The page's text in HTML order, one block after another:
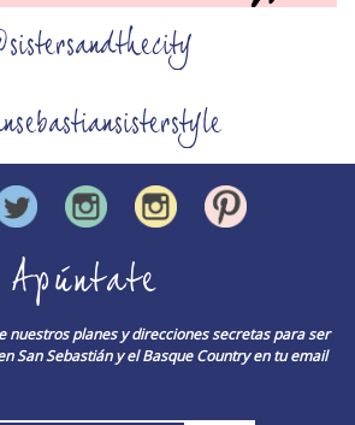
Apúntate
nuestros planes y direcciones secretas para ser
San Sebastián y el Basque Country en tu email